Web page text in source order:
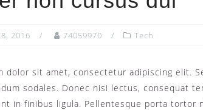
2016 74059970 Tech
dolor sit amet, consectetur adipiscing elit.
sodales. Donec nisi lectus, consequat
in finibus ligula. Pellentesque porta tortor